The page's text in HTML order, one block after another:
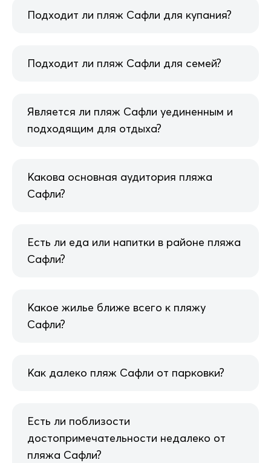
Подходит ли пляж Сафли для купания?
Подходит ли пляж Сафли для семей?
Является ли пляж Сафли уединенным и
подходящим для отдыха?
Какова основная аудитория пляжа
Сафли?
Есть ли еда или напитки в районе пляжа
Сафли?
Какое жилье ближе всего к пляжу
Сафли?
Как далеко пляж Сафли от парковки?
Есть ли поблизости
достопримечательности недалеко от
пляжа Сафли?